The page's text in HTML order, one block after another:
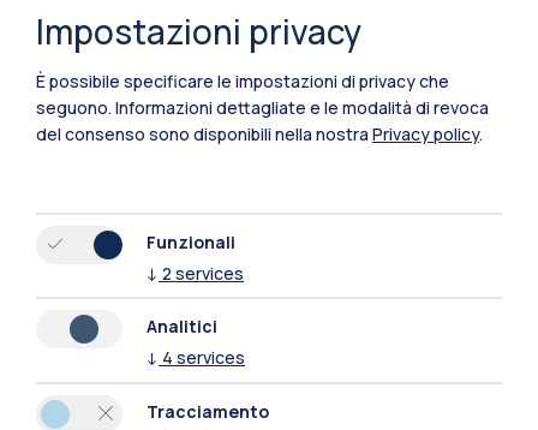
Polimi Community
Tutti i siti dell’ecosistema
Impostazioni privacy
È possibile specificare le impostazioni di privacy che
seguono. Informazioni dettagliate e le modalità di revoca
del consenso sono disponibili nella nostra Privacy policy.
Funzionali
↓ 2 services
Analitici
↓ 4 services
Tracciamento